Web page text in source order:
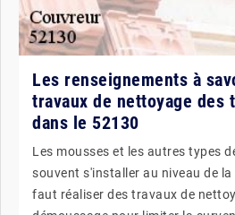
Les renseignements à
travaux de nettoyage des
dans le 52130
Les mousses et les autres types
souvent s'installer au niveau de
faut réaliser des travaux de